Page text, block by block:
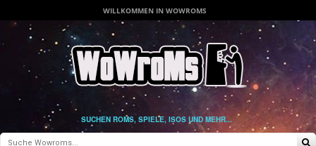
WILLKOMMEN IN WOWROMS
SUCHEN ROMS, SPIELE, ISOS UND MEHR...